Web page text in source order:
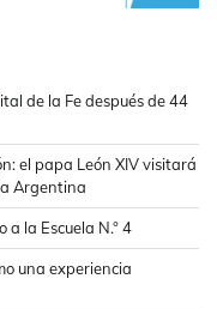
de la Fe después de 44
el papa León XIV visitará
Argentina
a la Escuela N.° 4
una experiencia